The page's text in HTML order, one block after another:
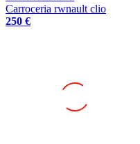
Carroceria rwnault clio
250 €